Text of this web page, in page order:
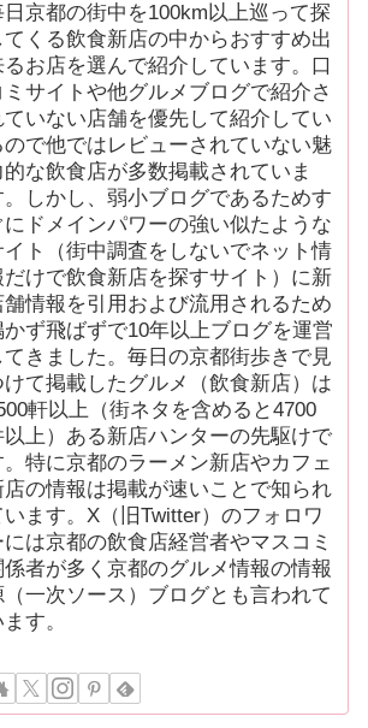
日京都の街中を100km以上巡って探
てくる飲食新店の中からおすすめ出
るお店を選んで紹介しています。口
ミサイトや他グルメブログで紹介さ
ていない店舗を優先して紹介してい
ので他ではレビューされていない魅
的な飲食店が多数掲載されていま
。しかし、弱小ブログであるためす
にドメインパワーの強い似たような
イト（街中調査をしないでネット情
だけで飲食新店を探すサイト）に新
舗情報を引用および流用されるため
かず飛ばずで10年以上ブログを運営
てきました。毎日の京都街歩きで見
けて掲載したグルメ（飲食新店）は
軒以上（街ネタを含めると4700
以上）ある新店ハンターの先駆けで
。特に京都のラーメン新店やカフェ
店の情報は掲載が速いことで知られ
います。X（旧Twitter）のフォロワ
には京都の飲食店経営者やマスコミ
係者が多く京都のグルメ情報の情報
（一次ソース）ブログとも言われて
す。